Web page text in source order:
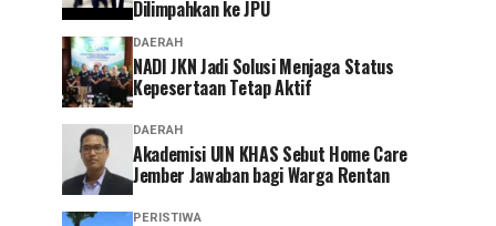
Dilimpahkan ke JPU
DAERAH
NADI JKN Jadi Solusi Menjaga Status
Kepesertaan Tetap Aktif
DAERAH
Akademisi UIN KHAS Sebut Home Care
Jember Jawaban bagi Warga Rentan
PERISTIWA